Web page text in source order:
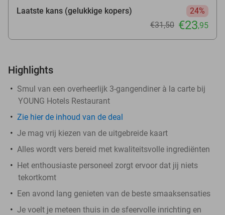
Laatste kans (gelukkige kopers)
24%
€31,50 €23,95
Highlights
Smul van een overheerlijk 3-gangendiner à la carte bij
YOUNG Hotels Restaurant
Zie hierde inhoud van de deal
Je mag vrij kiezen van de uitgebreide kaart
Alles wordt vers bereid met kwaliteitsvolle ingrediënten
Het enthousiaste personeel zorgt ervoor dat jij niets
tekortkomt
Een avond lang genieten van de beste smaaksensaties
Je voelt je meteen thuis in de sfeervolle inrichting en